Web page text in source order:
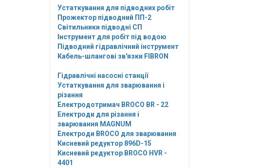
Устаткування для підводних робіт
Прожектор підводний ПП-2
Світильники підводні СП
Інструмент для робіт під водою
Підводний гідравлічний інструмент
Кабель-шлангові зв'язки FIBRON
Гідравлічні насосні станції
Устаткування для зварювання і
різання
Електродотримач BROCO BR - 22
Електроди для різання і
зварювання MAGNUM
Електроди BROCO для зварювання
Кисневий редуктор 896D-15
Кисневий редуктор BROCO HVR -
4401